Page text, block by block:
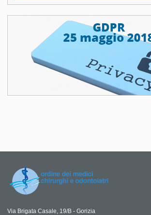
Via Brigata Casale, 19/B - Gorizia